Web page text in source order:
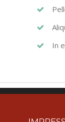
In